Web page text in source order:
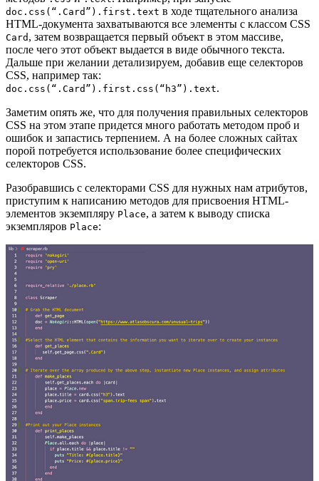
doc.css(“.Card”).first.text в ходе тщательного анализа
HTML-документа захватываются все элементы с классом CSS
Card , затем возвращается первый объект в этом массиве,
после чего этот объект выдается в виде обычного текста.
Дальше при желании детализируем, добавив еще селекторов
CSS, например так:
doc.css(“.Card”).first.css(“h3”).text.
Заметим опять же, что для получения правильных селекторов
CSS на этом этапе придется много работать методом проб и
ошибок и запастись терпением. А на более сложных сайтах
порой потребуется использование более специфических
селекторов CSS.
Разобравшись с селекторами CSS для нужных нам атрибутов,
приступим к написанию методов для присвоения HTML-
элементов экземпляру Place, а затем к выводу списка
экземпляров Place: